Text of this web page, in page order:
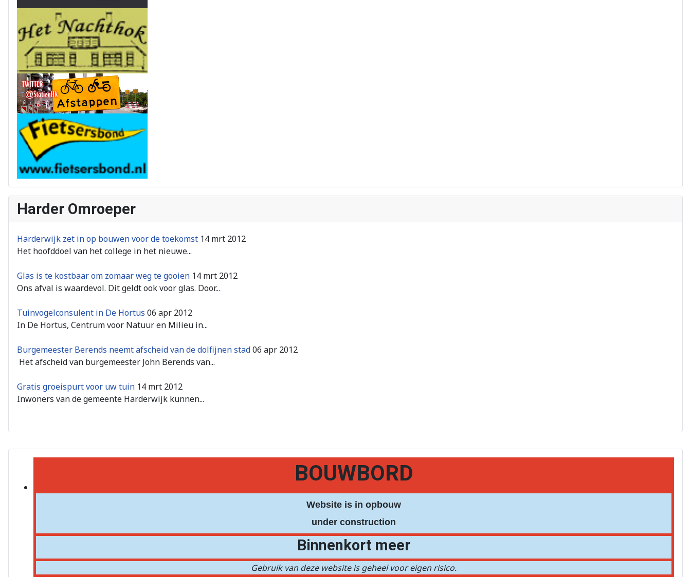
BOUWBORD
Website is in opbouw
under construction
Binnenkort meer
Gebruik van deze website is geheel voor eigen risico.
Harder Omroeper
Harderwijk zet in op bouwen voor de toekomst 14 mrt 2012
Het hoofddoel van het college in het nieuwe...
Glas is te kostbaar om zomaar weg te gooien 14 mrt 2012
Ons afval is waardevol. Dit geldt ook voor glas. Door...
Tuinvogelconsulent in De Hortus 06 apr 2012
In De Hortus, Centrum voor Natuur en Milieu in...
Burgemeester Berends neemt afscheid van de dolfijnen stad06 apr 2012
Het afscheid van burgemeester John Berends van...
Gratis groeispurt voor uw tuin 14 mrt 2012
Inwoners van de gemeente Harderwijk kunnen...